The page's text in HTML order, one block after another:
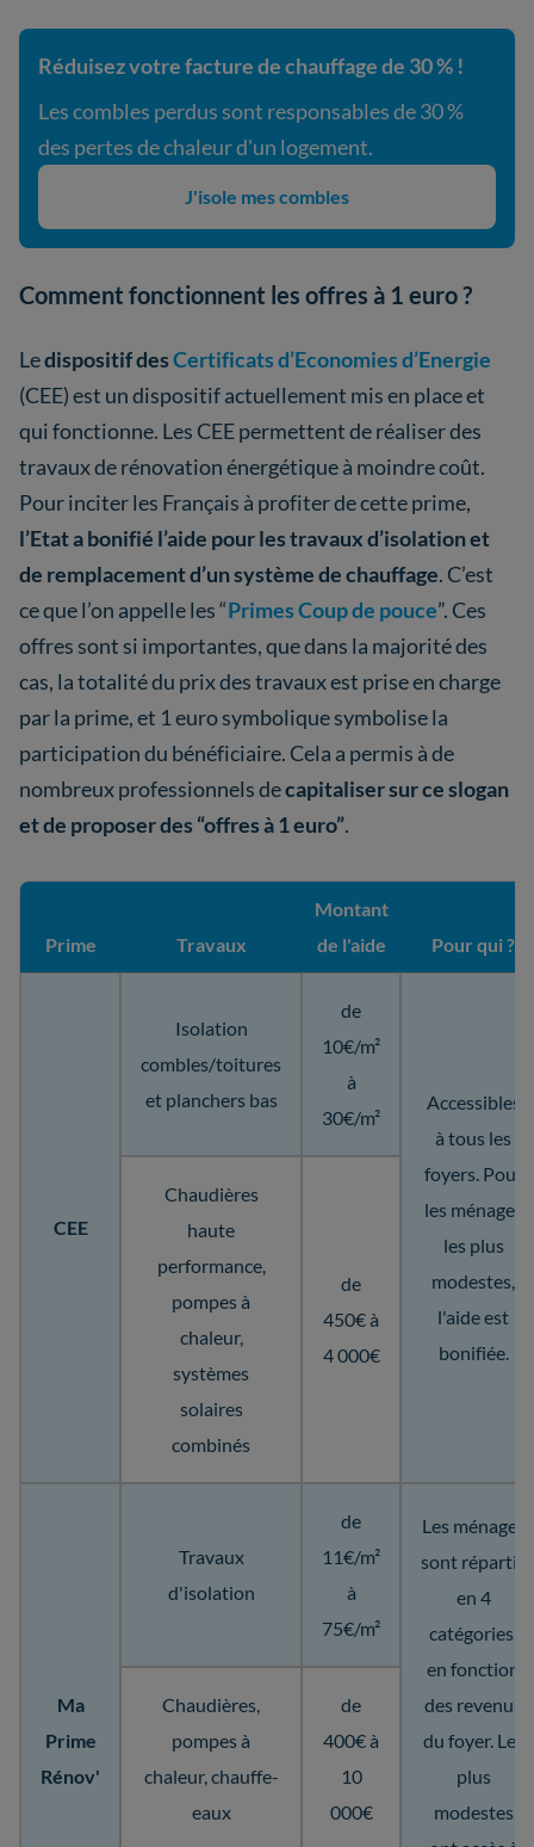
Réduisez votre facture de chauffage de 30 % !
Les combles perdus sont responsables de 30 %
des pertes de chaleur d'un logement.
J'isole mes combles
Comment fonctionnent les offres à 1 euro ?
Ledispositif desCertificats d’Economies d’Energie
(CEE) est un dispositif actuellement mis en place et
qui fonctionne. Les CEE permettent de réaliser des
travaux de rénovation énergétique à moindre coût.
Pour inciter les Français à profiter de cette prime,
l’Etat a bonifié l’aide pour les travaux d’isolation et
de remplacement d’un système de chauffage. C’est
ce que l’on appelle les “Primes Coup de pouce”. Ces
offres sont si importantes, que dans la majorité des
cas, la totalité du prix des travaux est prise en charge
par la prime, et 1 euro symbolique symbolise la
participation du bénéficiaire. Cela a permis à de
nombreux professionnels decapitaliser sur ce slogan
et de proposer des “offres à 1 euro”.
Prime Travaux
Montant
de l'aide
Pour qui ?
CEE
Isolation
combles/toitures
et planchers bas
de
10€/m²
à
30€/m²
Accessibles
à tous les
foyers. Pour
les ménages
les plus
modestes,
l'aide est
bonifiée.
Chaudières
haute
performance,
pompes à
chaleur,
systèmes
solaires
combinés
de
450€ à
4 000€
Ma
Prime
Rénov'
Travaux
d'isolation
de
11€/m²
à
75€/m²
Les ménages
sont répartis
en 4
catégories,
en fonction
des revenus
du foyer. Les
plus
modestes
Chaudières,
pompes à
chaleur, chauffe-
eaux
de
400€ à
10
000€